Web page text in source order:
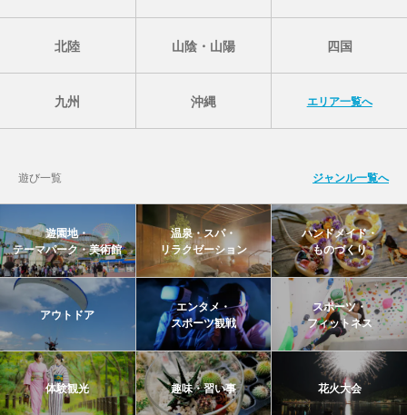
北陸 山陰・山陽 四国
九州 沖縄 エリア一覧へ
遊び一覧 ジャンル一覧へ
遊園地・
テーマパーク・美術館
温泉・スパ・
リラクゼーション
ハンドメイド・
ものづくり
アウトドア
エンタメ・
スポーツ観戦
スポーツ・
フィットネス
体験観光 趣味・習い事 花火大会